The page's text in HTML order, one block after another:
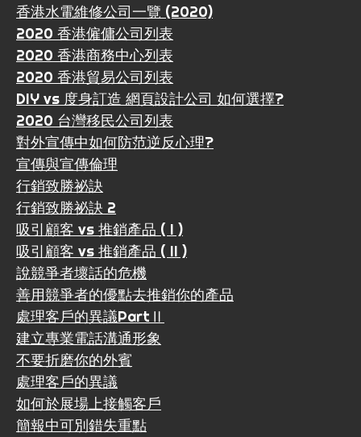
香港水電維修公司一覽 (2020)
2020 香港僱傭公司列表
2020 香港商務中心列表
2020 香港貿易公司列表
DIY vs 度身訂造 網頁設計公司 如何選擇?
2020 台灣移民公司列表
對外宣傳中如何防范逆反心理?
宣傳與宣傳倫理
行銷致勝祕訣
行銷致勝祕訣 2
吸引顧客 vs 推銷產品 ( I )
吸引顧客 vs 推銷產品 ( II )
說競爭者壞話的危機
善用競爭者的優點去推銷你的產品
處理客戶的異議PartⅡ
建立專業電話溝通形象
不要折磨你的外賓
處理客戶的異議
如何於展場上接觸客戶
簡報中可別錯失重點